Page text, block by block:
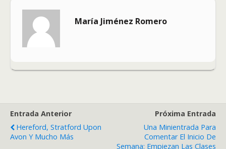
María Jiménez Romero
Entrada Anterior
Hereford, Stratford Upon
Avon Y Mucho Más
Próxima Entrada
Una Minientrada Para
Comentar El Inicio De
Semana: Empiezan Las Clases